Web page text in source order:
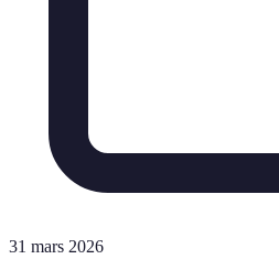
31 mars 2026